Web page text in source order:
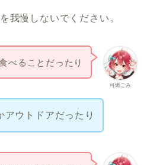
我慢しないでください。
可燃ごみ
べることだったり
アウトドアだったり